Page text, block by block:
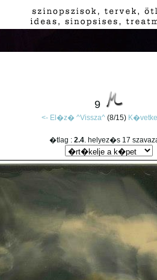
9
<- El�z� ^Vissza^(8/15)
�tlag : 2.4. helyez�s 17